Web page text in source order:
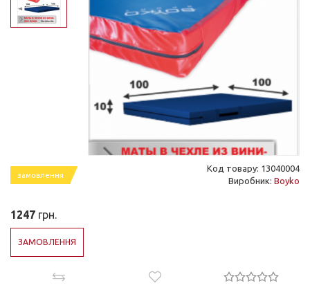
замовлення
Код товару: 13040004
Виробник: Boyko
1247 грн.
ЗАМОВЛЕННЯ